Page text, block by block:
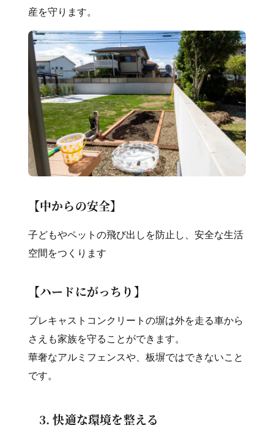
産を守ります。
【中からの安全】
子どもやペットの飛び出しを防止し、安全な生活
空間をつくります
【ハードにがっちり】
プレキャストコンクリートの塀は外を走る車から
さえも家族を守ることができます。
華奢なアルミフェンスや、板塀ではできないこと
です。
3. 快適な環境を整える